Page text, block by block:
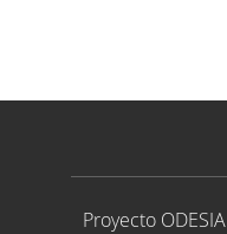
Proyecto ODESIA
Proyecto ODESIA